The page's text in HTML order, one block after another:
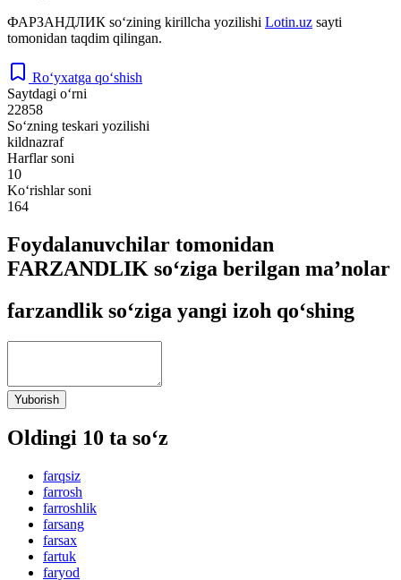
ФАРЗАНДЛИК so‘zining kirillcha yozilishi Lotin.uz sayti
tomonidan taqdim qilingan.
Ro‘yxatga qo‘shish
Saytdagi o‘rni
22858
So‘zning teskari yozilishi
kildnazraf
Harflar soni
10
Ko‘rishlar soni
164
Foydalanuvchilar tomonidan
FARZANDLIK so‘ziga berilgan ma’nolar
farzandlik so‘ziga yangi izoh qo‘shing
Yuborish
Oldingi 10 ta so‘z
farqsiz
farrosh
farroshlik
farsang
farsax
fartuk
faryod